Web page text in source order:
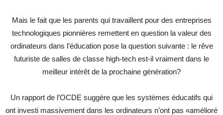
Mais le fait que les parents qui travaillent pour des entreprises
technologiques pionnières remettent en question la valeur des
ordinateurs dans l’éducation pose la question suivante : le rêve
futuriste de salles de classe high-tech est-il vraiment dans le
meilleur intérêt de la prochaine génération?
Un rapport de l’OCDE suggère que les systèmes éducatifs qui
ont investi massivement dans les ordinateurs n’ont pas «amélioré